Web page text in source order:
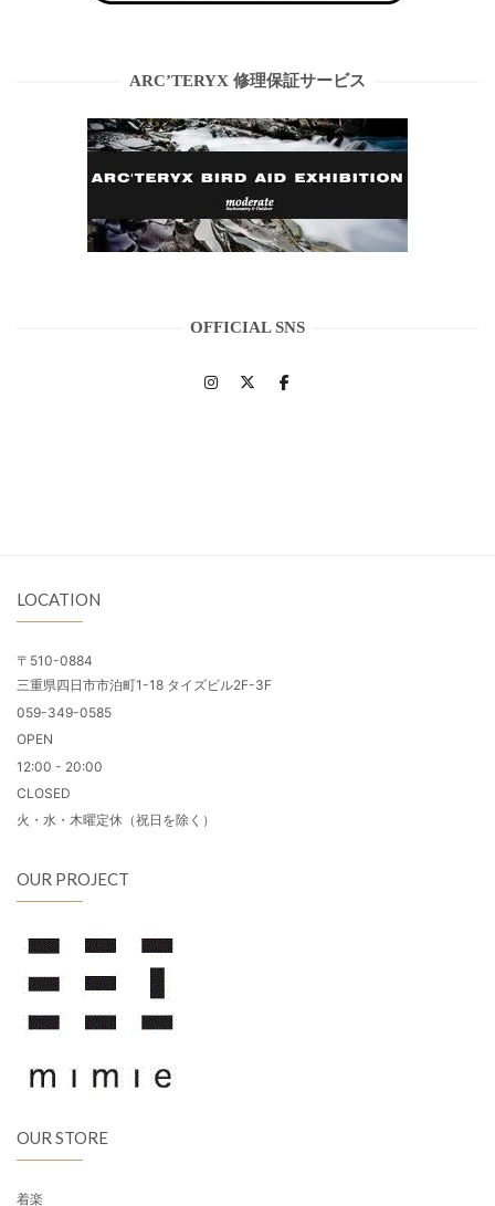
ARC’TERYX 修理保証サービス
OFFICIAL SNS
LOCATION
〒510-0884
三重県四日市市泊町1-18 タイズビル2F-3F
059-349-0585
OPEN
12:00 - 20:00
CLOSED
火・水・木曜定休（祝日を除く）
OUR PROJECT
OUR STORE
着楽